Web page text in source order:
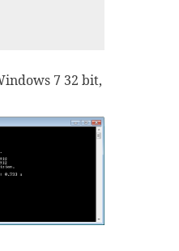
7 32 bit,